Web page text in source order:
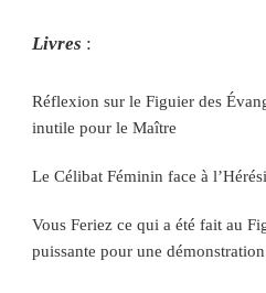
Livres :
Réflexion sur le Figuier des
inutile pour le Maître
Le Célibat Féminin face à
Vous Feriez ce qui a été fait au
puissante pour une